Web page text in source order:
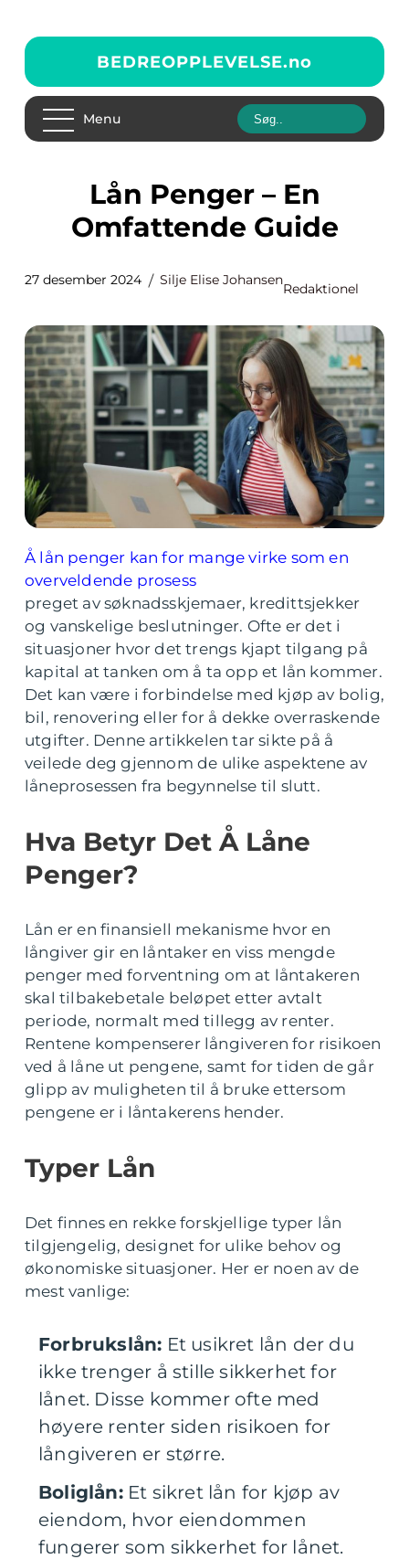
BEDREOPPLEVELSE.no
Menu
Lån Penger – En
Omfattende Guide
27 desember 2024 Silje Elise Johansen
Redaktionel
Å lån penger kan for mange virke som en
overveldende prosess
preget av søknadsskjemaer, kredittsjekker
og vanskelige beslutninger. Ofte er det i
situasjoner hvor det trengs kjapt tilgang på
kapital at tanken om å ta opp et lån kommer.
Det kan være i forbindelse med kjøp av bolig,
bil, renovering eller for å dekke overraskende
utgifter. Denne artikkelen tar sikte på å
veilede deg gjennom de ulike aspektene av
låneprosessen fra begynnelse til slutt.
Hva Betyr Det Å Låne
Penger?
Lån er en finansiell mekanisme hvor en
långiver gir en låntaker en viss mengde
penger med forventning om at låntakeren
skal tilbakebetale beløpet etter avtalt
periode, normalt med tillegg av renter.
Rentene kompenserer långiveren for risikoen
ved å låne ut pengene, samt for tiden de går
glipp av muligheten til å bruke ettersom
pengene er i låntakerens hender.
Typer Lån
Det finnes en rekke forskjellige typer lån
tilgjengelig, designet for ulike behov og
økonomiske situasjoner. Her er noen av de
mest vanlige:
Forbrukslån: Et usikret lån der du
ikke trenger å stille sikkerhet for
lånet. Disse kommer ofte med
høyere renter siden risikoen for
långiveren er større.
Boliglån:Et sikret lån for kjøp av
eiendom, hvor eiendommen
fungerer som sikkerhet for lånet.